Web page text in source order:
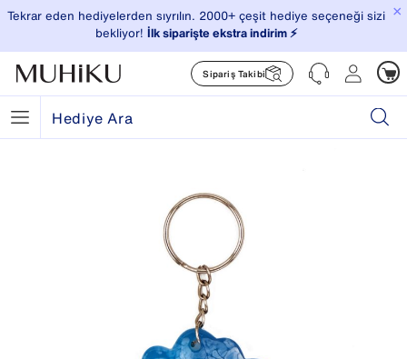
×
Tekrar eden hediyelerden sıyrılın. 2000+ çeşit hediye seçeneği sizi
bekliyor! İlk siparişte ekstra indirim ⚡️
Sipariş Takibi